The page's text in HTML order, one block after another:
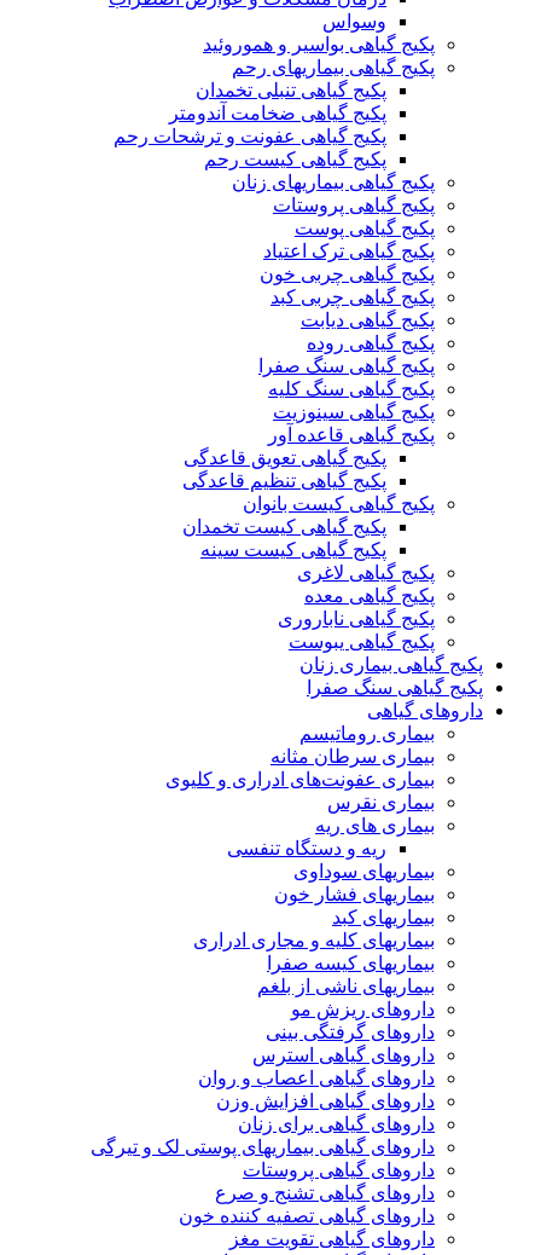
وسواس
پکیج گیاهی بواسیر و هموروئید
پکیج گیاهی بیماریهای رحم
پکیج گیاهی تنبلی تخمدان
پکیج گیاهی ضخامت آندومتر
پکیج گیاهی عفونت و ترشحات رحم
پکیج گیاهی کیست رحم
پکیج گیاهی بیماریهای زنان
پکیج گیاهی پروستات
پکیج گیاهی پوست
پکیج گیاهی ترک اعتیاد
پکیج گیاهی چربی خون
پکیج گیاهی چربی کبد
پکیج گیاهی دیابت
پکیج گیاهی روده
پکیج گیاهی سنگ صفرا
پکیج گیاهی سنگ کلیه
پکیج گیاهی سینوزیت
پکیج گیاهی قاعده آور
پکیج گیاهی تعویق قاعدگی
پکیج گیاهی تنظیم قاعدگی
پکیج گیاهی کیست بانوان
پکیج گیاهی کیست تخمدان
پکیج گیاهی کیست سینه
پکیج گیاهی لاغری
پکیج گیاهی معده
پکیج گیاهی ناباروری
پکیج گیاهی یبوست
پکیج گیاهی بیماری زنان
پکیج گیاهی سنگ صفرا
داروهای گیاهی
بیماری روماتیسم
بیماری سرطان مثانه
بیماری عفونت‌های ادراری و کلیوی
بیماری نقرس
بیماری های ریه
ریه و دستگاه تنفسی
بیماریهای سوداوی
بیماریهای فشار خون
بیماریهای کبد
بیماریهای کلیه و مجاری ادراری
بیماریهای کیسه صفرا
بیماریهای ناشی از بلغم
داروهای ریزش مو
داروهای گرفتگی بینی
داروهای گیاهی استرس
داروهای گیاهی اعصاب و روان
داروهای گیاهی افزایش وزن
داروهای گیاهی برای زنان
داروهای گیاهی بیماریهای پوستی لک و تیرگی
داروهای گیاهی پروستات
داروهای گیاهی تشنج و صرع
داروهای گیاهی تصفیه کننده خون
داروهای گیاهی تقویت مغز